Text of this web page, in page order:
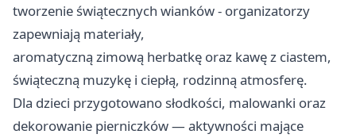
tworzenie świątecznych wianków - organizatorzy
zapewniają materiały,
aromatyczną zimową herbatkę oraz kawę z ciastem,
świąteczną muzykę i ciepłą, rodzinną atmosferę.
Dla dzieci przygotowano słodkości, malowanki oraz
dekorowanie pierniczków — aktywności mające